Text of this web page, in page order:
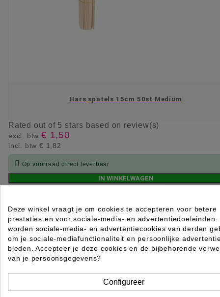
Hars spatels 15cm 50st Medium
Rated out of 5 stars based on review(s)
excl. btw € 1,50
incl. btw € 1,82
 Op voorraad direct leverbaar
IN WINKELWAGEN
Deze winkel vraagt je om cookies te accepteren voor betere
prestaties en voor sociale-media- en advertentiedoeleinden.
worden sociale-media- en advertentiecookies van derden
om je sociale-mediafunctionaliteit en persoonlijke
bieden. Accepteer je deze cookies en de bijbehorende
van je persoonsgegevens?
Configureer